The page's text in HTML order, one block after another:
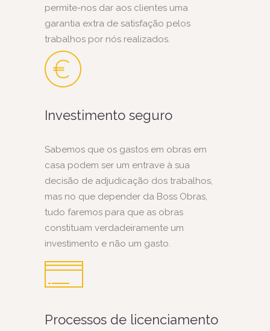
permite-nos dar aos clientes uma
garantia extra de satisfação pelos
trabalhos por nós realizados.
Investimento seguro
Sabemos que os gastos em obras em
casa podem ser um entrave à sua
decisão de adjudicação dos trabalhos,
mas no que depender da Boss Obras,
tudo faremos para que as obras
constituam verdadeiramente um
investimento e não um gasto.
Processos de licenciamento